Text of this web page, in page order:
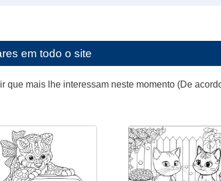
em todo o site
que mais lhe interessam neste momento (De